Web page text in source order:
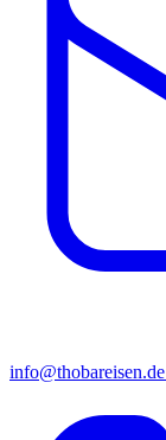
info@thobareisen.de